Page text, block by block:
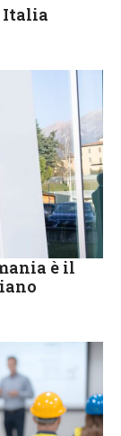
Italia
è il